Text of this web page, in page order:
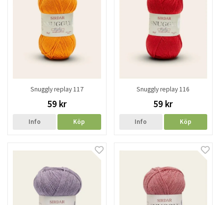
Snuggly replay 117
59 kr
Info Köp
Snuggly replay 116
59 kr
Info Köp